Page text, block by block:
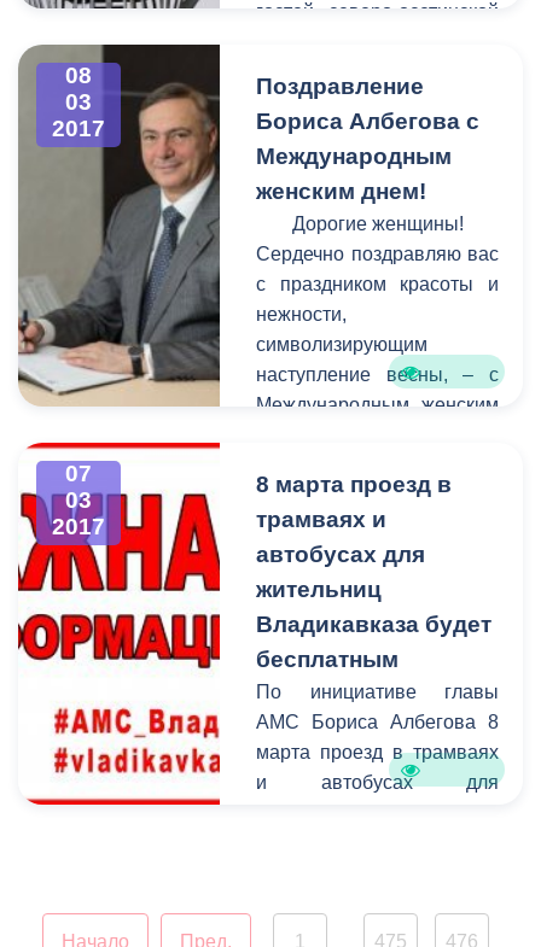
гостей северо-осетинской
К сожалению, в последние
годы вид сооружения
оставлял желать лучшего -
оно пострадало от
коррозии, стала заметной
усталость металла.
08
03
2017
Поздравление
Бориса Албегова с
Международным
женским днем!
Дорогие женщины!
Сердечно поздравляю вас
с праздником красоты и
нежности,
символизирующим
наступление весны, – с
Международным женским
07
03
2017
8 марта проезд в
трамваях и
автобусах для
жительниц
Владикавказа будет
бесплатным
По инициативе главы
АМС Бориса Албегова 8
марта проезд в трамваях
и автобусах для
для всех
Начало Пред.
1
475 476